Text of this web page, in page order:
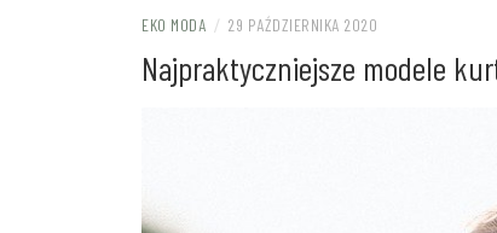
EKO MODA / 29 PAŹDZIERNIKA 2020
Najpraktyczniejsze modele